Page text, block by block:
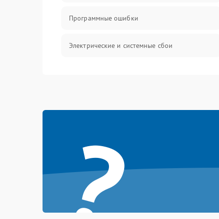
Программные ошибки
Электрические и системные сбои
Система охлаждения
?